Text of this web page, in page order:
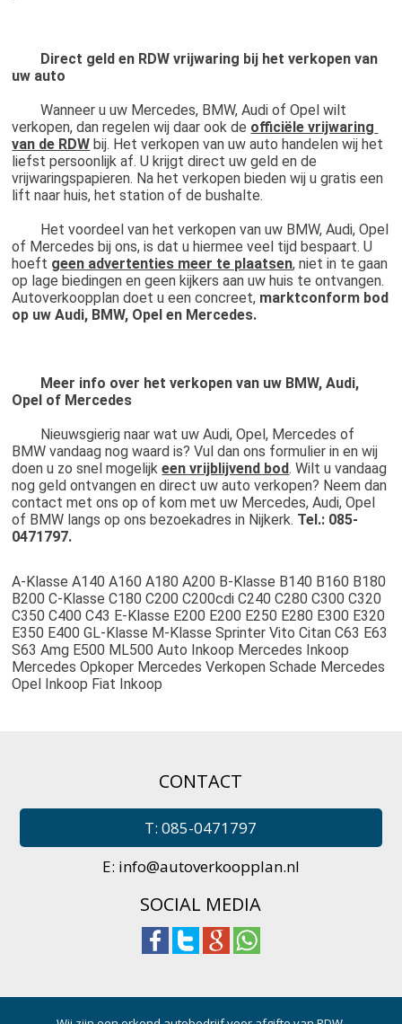
Direct geld en RDW vrijwaring bij het verkopen van
uw auto
	Wanneer u uw Mercedes, BMW, Audi of Opel wilt
verkopen, dan regelen wij daar ook de officiële vrijwaring
van de RDW bij. Het verkopen van uw auto handelen wij het
liefst persoonlijk af. U krijgt direct uw geld en de
vrijwaringspapieren. Na het verkopen bieden wij u gratis een
lift naar huis, het station of de bushalte.
of Mercedes bij ons, is dat u hiermee veel tijd bespaart. U
hoeft geen advertenties meer te plaatsen, niet in te gaan
op lage biedingen en geen kijkers aan uw huis te ontvangen.
Autoverkoopplan doet u een concreet, marktconform bod
op uw Audi, BMW, Opel en Mercedes.
Meer info over het verkopen van uw BMW, Audi,
Opel of Mercedes
BMW vandaag nog waard is? Vul dan ons formulier in en wij
doen u zo snel mogelijk een vrijblijvend bod. Wilt u vandaag
nog geld ontvangen en direct uw auto verkopen? Neem dan
contact met ons op of kom met uw Mercedes, Audi, Opel
of BMW langs op ons bezoekadres in Nijkerk. Tel.: 085-
0471797.
A-Klasse A140 A160 A180 A200 B-Klasse B140 B160 B180
B200 C-Klasse C180 C200 C200cdi C240 C280 C300 C320
C350 C400 C43 E-Klasse E200 E200 E250 E280 E300 E320
E350 E400 GL-Klasse M-Klasse Sprinter Vito Citan C63 E63
S63 Amg E500 ML500 Auto Inkoop Mercedes Inkoop
Mercedes Opkoper Mercedes Verkopen Schade Mercedes
Opel Inkoop Fiat Inkoop
CONTACT
T: 085-0471797
E: info@autoverkoopplan.nl
SOCIAL MEDIA